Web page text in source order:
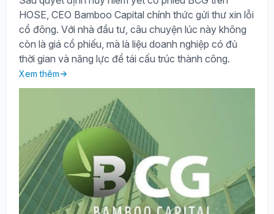
HOSE, CEO Bamboo Capital chính thức gửi thư xin lỗi
cổ đông. Với nhà đầu tư, câu chuyện lúc này không
còn là giá cổ phiếu, mà là liệu doanh nghiệp có đủ
thời gian và năng lực để tái cấu trúc thành công.
Xem thêm